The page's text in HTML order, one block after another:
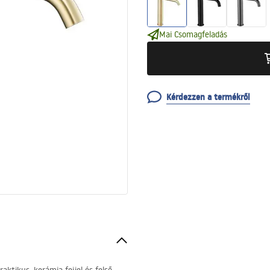
Mai Csomagfeladás
Kérdezzen a termékről